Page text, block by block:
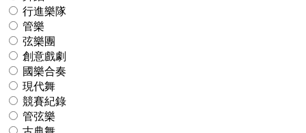
行進樂隊
管樂
弦樂團
創意戲劇
國樂合奏
現代舞
競賽紀錄
管弦樂